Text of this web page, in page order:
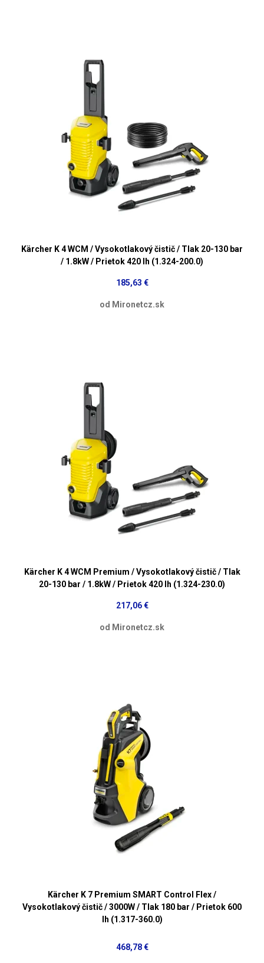
Kärcher K 4 WCM / Vysokotlakový čistič / Tlak 20-130 bar
/ 1.8kW / Prietok 420 lh (1.324-200.0)
185,63 €
od Mironetcz.sk
Kärcher K 4 WCM Premium / Vysokotlakový čistič / Tlak
20-130 bar / 1.8kW / Prietok 420 lh (1.324-230.0)
217,06 €
od Mironetcz.sk
Kärcher K 7 Premium SMART Control Flex /
Vysokotlakový čistič / 3000W / Tlak 180 bar / Prietok 600
lh (1.317-360.0)
468,78 €